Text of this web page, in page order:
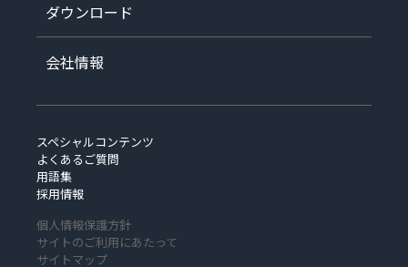
ダウンロード
会社情報
スペシャルコンテンツ
よくあるご質問
用語集
採用情報
個人情報保護方針
サイトのご利用にあたって
サイトマップ